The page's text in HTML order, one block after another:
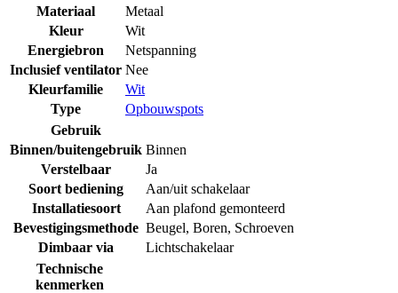
Materiaal
Metaal
Kleur
Wit
Energiebron
Netspanning
Inclusief ventilator Nee
Kleurfamilie
Wit
Type
Opbouwspots
Gebruik
Binnen/buitengebruik Binnen
Verstelbaar
Ja
Soort bediening
Aan/uit schakelaar
Installatiesoort
Aan plafond gemonteerd
Bevestigingsmethode Beugel, Boren, Schroeven
Dimbaar via
Lichtschakelaar
Technische
kenmerken